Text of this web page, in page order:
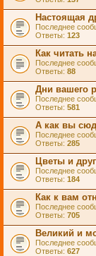
Настоящая
Последнее
Ответы: 123
Как читать
Последнее
Ответы: 88
Дни вашего
Последнее
Ответы: 581
А как вы
Последнее
Ответы: 285
Цветы и
Последнее
Ответы: 184
Как к вам
Последнее
Ответы: 705
Великий и
Последнее
Ответы: 627